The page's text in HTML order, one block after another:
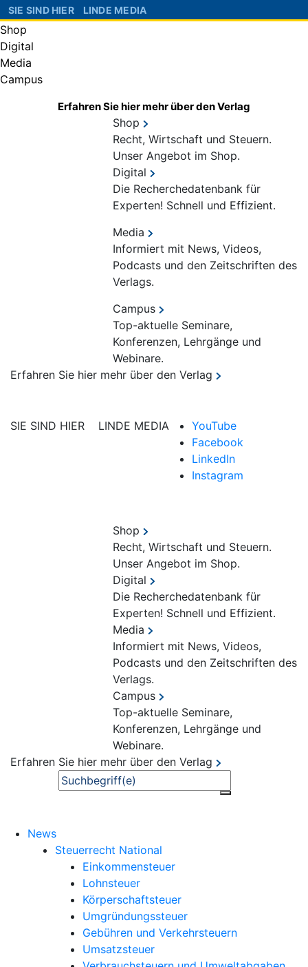
SIE SIND HIER LINDE MEDIA
Shop
Digital
Media
Campus
Erfahren Sie hier mehr über den Verlag
Shop
Recht, Wirtschaft und Steuern.
Unser Angebot im Shop.
Digital
Die Recherchedatenbank für
Experten! Schnell und Effizient.
Media
Informiert mit News, Videos,
Podcasts und den Zeitschriften des
Verlags.
Campus
Top-aktuelle Seminare,
Konferenzen, Lehrgänge und
Webinare.
Erfahren Sie hier mehr über den Verlag
SIE SIND HIER LINDE MEDIA
YouTube
Facebook
LinkedIn
Instagram
Shop
Recht, Wirtschaft und Steuern.
Unser Angebot im Shop.
Digital
Die Recherchedatenbank für
Experten! Schnell und Effizient.
Media
Informiert mit News, Videos,
Podcasts und den Zeitschriften des
Verlags.
Campus
Top-aktuelle Seminare,
Konferenzen, Lehrgänge und
Webinare.
Erfahren Sie hier mehr über den Verlag
Suche
News
Steuerrecht National
Einkommensteuer
Lohnsteuer
Körperschaftsteuer
Umgründungssteuer
Gebühren und Verkehrsteuern
Umsatzsteuer